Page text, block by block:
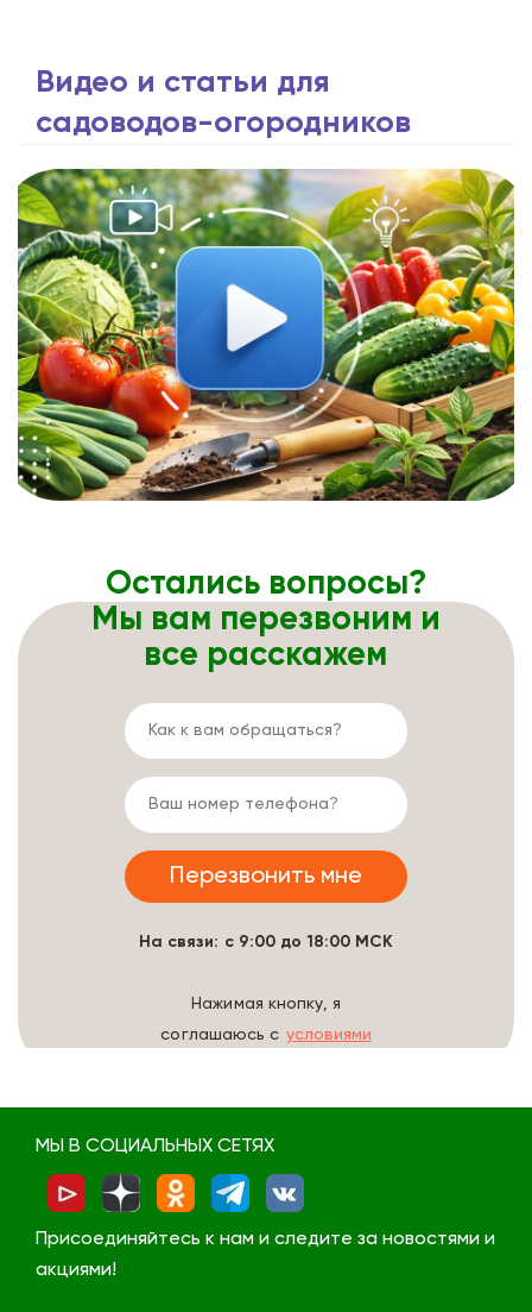
Видео и статьи для
садоводов-огородников
Остались вопросы?
Мы вам перезвоним и
все расскажем
На связи: с 9:00 до 18:00 МСК
Нажимая кнопку, я
соглашаюсь с условиями
МЫ В СОЦИАЛЬНЫХ СЕТЯХ
Присоединяйтесь к нам и следите за новостями и
акциями!